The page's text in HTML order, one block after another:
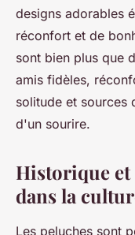
designs adorables
réconfort et de
sont bien plus que
amis fidèles,
solitude et sources
d'un sourire.
Historique et
dans la
Les peluches sont